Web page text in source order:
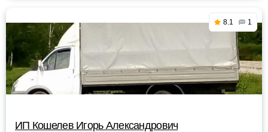
8.1 1
ИП Кошелев Игорь Александрович